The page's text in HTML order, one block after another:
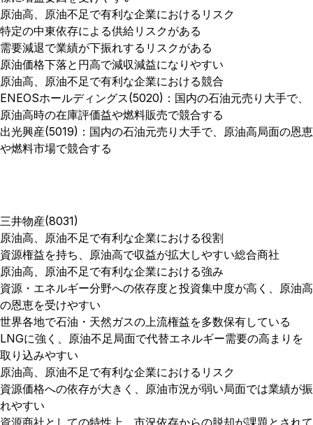
原油高、原油不足で有利な企業におけるリスク
特定の中東依存による供給リスクがある
需要減退で業績が下振れするリスクがある
原油価格下落と円高で減収減益になりやすい
原油高、原油不足で有利な企業における競合
ENEOSホールディングス(5020)：国内の石油元売り大手で、
原油高時の在庫評価益や燃料販売で競合する
出光興産(5019)：国内の石油元売り大手で、原油高局面の恩恵
や燃料市場で競合する
三井物産(8031)
原油高、原油不足で有利な企業における役割
資源権益を持ち、原油高で収益が拡大しやすい総合商社
原油高、原油不足で有利な企業における強み
資源・エネルギー分野への依存度と投資集中度が高く、原油高
の恩恵を受けやすい
世界各地で石油・天然ガスの上流権益を多数保有している
LNGに強く、原油不足局面で代替エネルギー需要の高まりを
取り込みやすい
原油高、原油不足で有利な企業におけるリスク
資源価格への依存が大きく、原油市況が弱い局面では業績が振
れやすい
資源商社としての特性上、市況依存からの脱却が課題とされて